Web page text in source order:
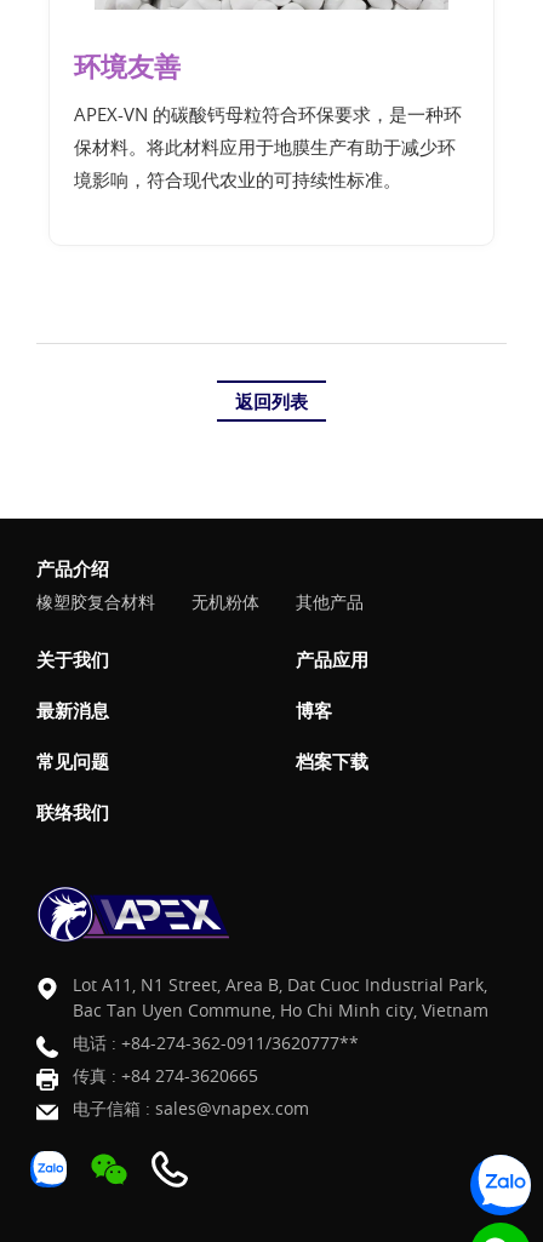
环境友善
APEX-VN 的碳酸钙母粒符合环保要求，是一种环
保材料。将此材料应用于地膜生产有助于减少环
境影响，符合现代农业的可持续性标准。
返回列表
产品介绍
橡塑胶复合材料 无机粉体 其他产品
关于我们 产品应用
最新消息 博客
常见问题 档案下载
联络我们
Lot A11, N1 Street, Area B, Dat Cuoc Industrial Park,
Bac Tan Uyen Commune, Ho Chi Minh city, Vietnam
电话 : +84-274-362-0911/3620777**
传真 : +84 274-3620665
电子信箱 : sales@vnapex.com